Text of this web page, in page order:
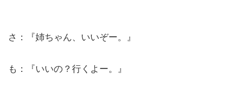
さ：『姉ちゃん、いいぞー。』
も：『いいの？行くよー。』